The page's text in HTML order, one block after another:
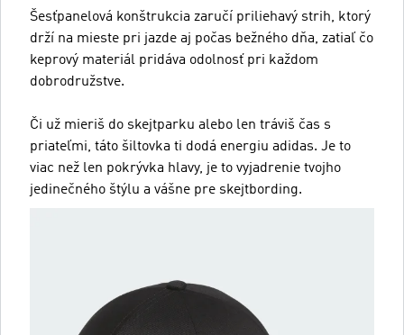
Šesťpanelová konštrukcia zaručí priliehavý strih, ktorý
drží na mieste pri jazde aj počas bežného dňa, zatiaľ čo
keprový materiál pridáva odolnosť pri každom
dobrodružstve.
Či už mieriš do skejtparku alebo len tráviš čas s
priateľmi, táto šiltovka ti dodá energiu adidas. Je to
viac než len pokrývka hlavy, je to vyjadrenie tvojho
jedinečného štýlu a vášne pre skejtbording.